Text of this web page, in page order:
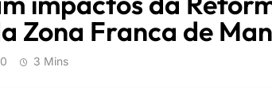
Zona Franca de
0 3 Mins